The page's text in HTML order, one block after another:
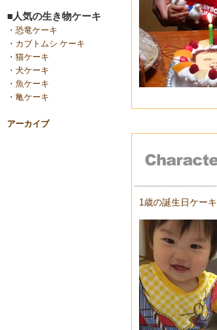
■人気の生き物ケーキ
・ 恐竜ケーキ
・ カブトムシ ケーキ
・ 猫ケーキ
・ 犬ケーキ
・ 魚ケーキ
・ 亀ケーキ
アーカイブ
1歳の誕生日ケーキ